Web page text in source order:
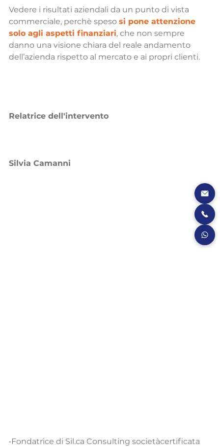
Vedere i risultati aziendali da un punto di vista
commerciale, perchè speso si pone attenzione
solo agli aspetti finanziari, che non sempre
danno una visione chiara del reale andamento
dell’azienda rispetto al mercato e ai propri clienti.
Relatrice dell'intervento
Silvia Camanni
•Fondatrice di Sil.ca Consulting societàcertificata